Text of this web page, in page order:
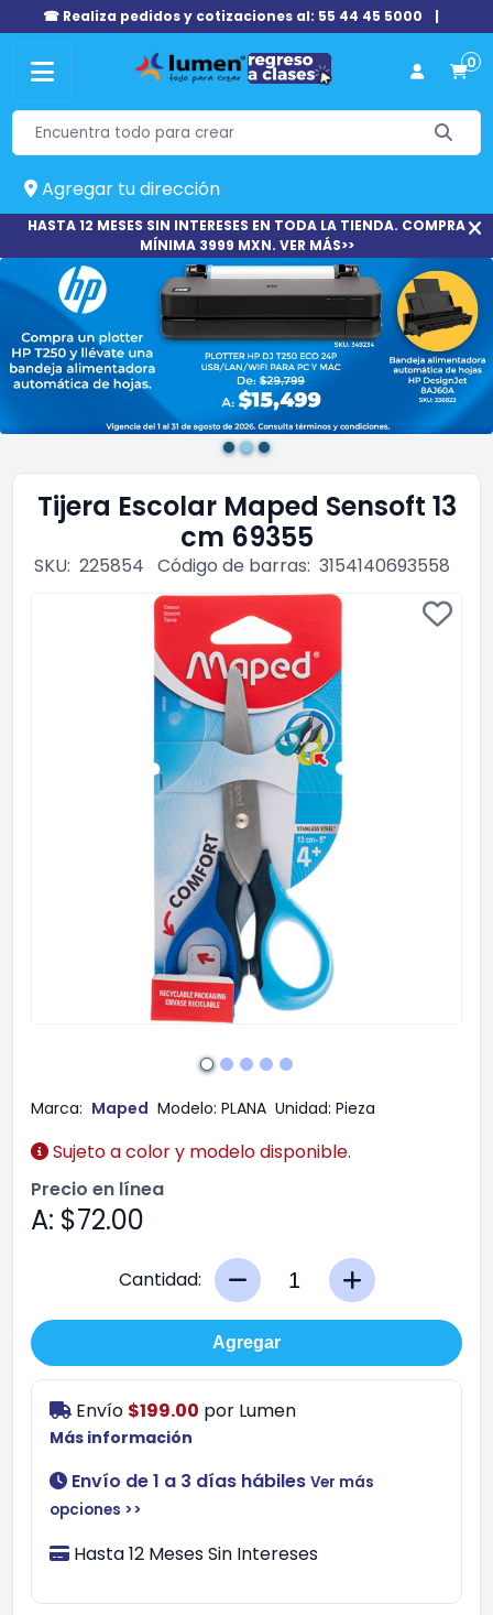
☎ Realiza pedidos y cotizaciones al: 55 44 45 5000 |
0
Agregar tu dirección
HASTA 12 MESES SIN INTERESES EN TODA LA TIENDA. COMPRA
MÍNIMA 3999 MXN. VER MÁS>>
Tijera Escolar Maped Sensoft 13
cm 69355
SKU: 225854 Código de barras: 3154140693558
Marca: Maped Modelo: PLANA Unidad: Pieza
Sujeto a color y modelo disponible.
Precio en línea
A: $72.00
Cantidad:
Agregar
Envío $199.00 por Lumen
Más información
Envío de 1 a 3 días hábiles Ver más
opciones >>
Hasta 12 Meses Sin Intereses